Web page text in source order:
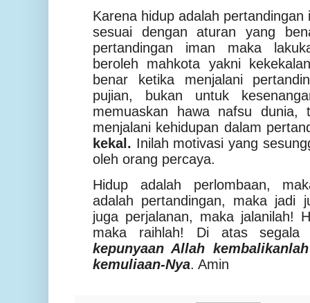
Karena hidup adalah
sesuai dengan aturan yang
pertandingan iman maka
beroleh mahkota yakni
benar ketika menjalani
pujian, bukan untuk
memuaskan hawa nafsu dunia,
menjalani kehidupan dalam
kekal. Inilah motivasi yang
oleh orang percaya.
Hidup adalah perlombaan,
adalah pertandingan, maka jadi
juga perjalanan, maka jalanilah!
maka raihlah! Di atas
kepunyaan Allah
kemuliaan-Nya. Amin